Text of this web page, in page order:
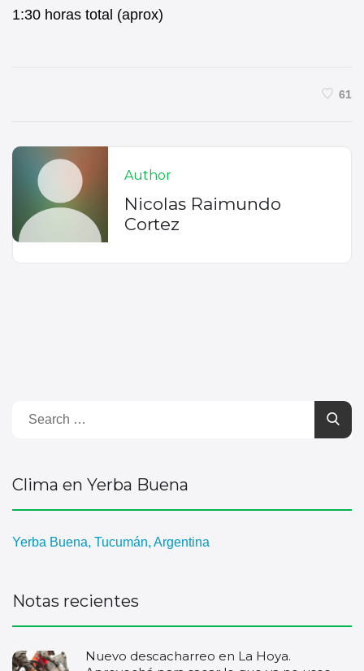
1:30 horas total (aprox)
61
Author
Nicolas Raimundo
Cortez
Clima en Yerba Buena
Yerba Buena, Tucumán, Argentina
Notas recientes
Nuevo descacharreo en La Hoya.